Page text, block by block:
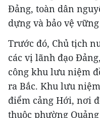
Đảng, toàn dân
dựng và bảo vệ
Trước đó, Chủ tịch
các vị lãnh đạo
công khu lưu niệm
ra Bắc. Khu lưu
điểm cảng Hới, nơi
thuộc phường